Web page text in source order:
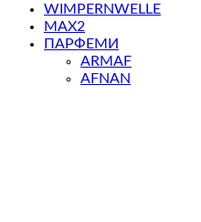
WIMPERNWELLE
MAX2
ПАРФЕМИ
ARMAF
AFNAN